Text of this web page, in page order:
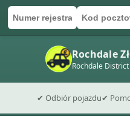
Kod
Wyślij
Rochdale
Rochdale District
✔ Odbiór pojazdu✔